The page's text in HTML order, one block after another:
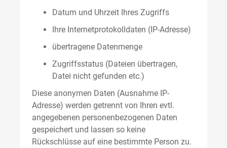
Datum und Uhrzeit Ihres Zugriffs
Ihre Internetprotokolldaten (IP-Adresse)
übertragene Datenmenge
Zugriffsstatus (Dateien übertragen,
Datei nicht gefunden etc.)
Diese anonymen Daten (Ausnahme IP-
Adresse) werden getrennt von Ihren evtl.
angegebenen personenbezogenen Daten
gespeichert und lassen so keine
Rückschlüsse auf eine bestimmte Person zu.